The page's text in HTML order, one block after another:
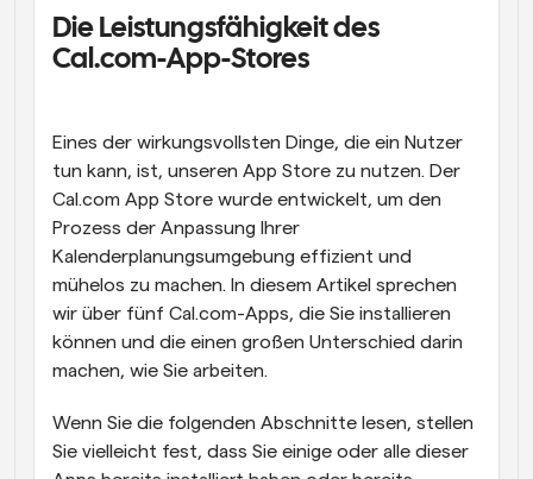
Die Leistungsfähigkeit des
Cal.com-App-Stores
Eines der wirkungsvollsten Dinge, die ein Nutzer
tun kann, ist, unseren App Store zu nutzen. Der
Cal.com App Store wurde entwickelt, um den
Prozess der Anpassung Ihrer
Kalenderplanungsumgebung effizient und
mühelos zu machen. In diesem Artikel sprechen
wir über fünf Cal.com-Apps, die Sie installieren
können und die einen großen Unterschied darin
machen, wie Sie arbeiten.
Wenn Sie die folgenden Abschnitte lesen, stellen
Sie vielleicht fest, dass Sie einige oder alle dieser